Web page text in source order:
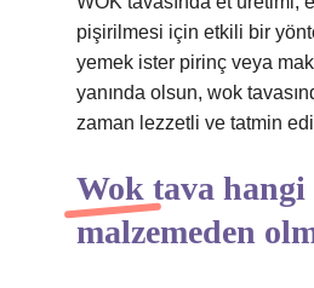
pişirilmesi için etkili bir
yemek ister pirinç veya
yanında olsun, wok
zaman lezzetli ve tatmin
Wok tava hangi
malzemeden